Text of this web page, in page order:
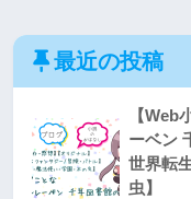
最近の投稿
【Web
ーベン
世界転
虫】